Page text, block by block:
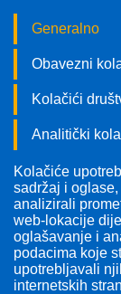
Generalno
Obavezni
Kolačići
Analitički
Kolačiće
sadržaj i
analizirali
web-lokacije
oglašavanje i
podacima koje
upotrebljavali
internetskih